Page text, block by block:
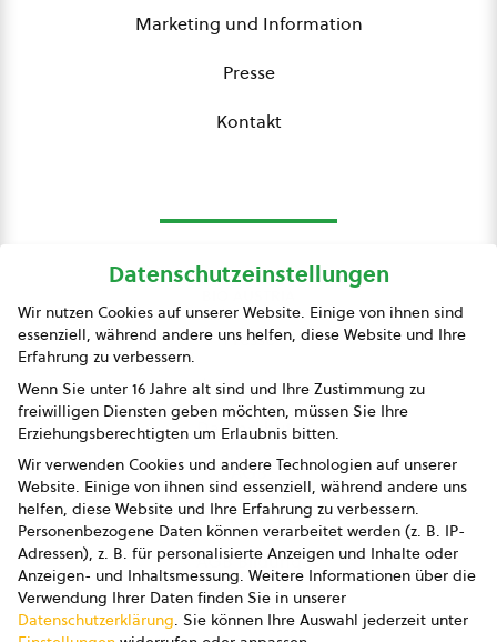
Marketing und Information
Presse
Kontakt
Presse
Impressum
Datenschutz
AGB
AGB Marketing GmbH
AGB Bildung
Newsletter
Datenschutzeinstellungen
Wir nutzen Cookies auf unserer Website. Einige von ihnen sind
essenziell, während andere uns helfen, diese Website und Ihre
Erfahrung zu verbessern.
Wenn Sie unter 16 Jahre alt sind und Ihre Zustimmung zu
freiwilligen Diensten geben möchten, müssen Sie Ihre
Erziehungsberechtigten um Erlaubnis bitten.
Wir verwenden Cookies und andere Technologien auf unserer
Website. Einige von ihnen sind essenziell, während andere uns
helfen, diese Website und Ihre Erfahrung zu verbessern.
Personenbezogene Daten können verarbeitet werden (z. B. IP-
Adressen), z. B. für personalisierte Anzeigen und Inhalte oder
Anzeigen- und Inhaltsmessung. Weitere Informationen über die
Verwendung Ihrer Daten finden Sie in unserer
Datenschutzerklärung. Sie können Ihre Auswahl jederzeit unter